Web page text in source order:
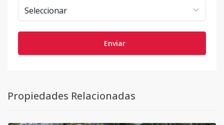
Enviar
Propiedades Relacionadas